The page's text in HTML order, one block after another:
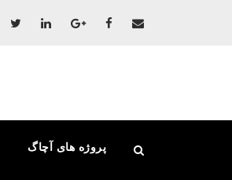
پروژه های آچاگ